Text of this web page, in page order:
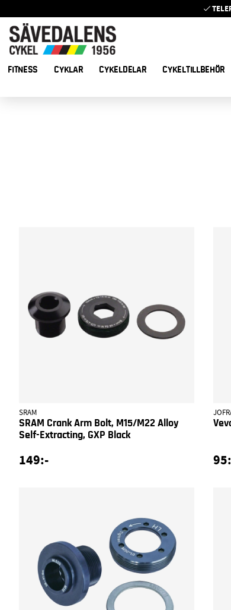
FITNESS CYKLAR CYKELDELAR CYKELTILLBEHÖR
SRAM
SRAM Crank Arm Bolt, M15/M22 Alloy
Self-Extracting, GXP Black
149:-